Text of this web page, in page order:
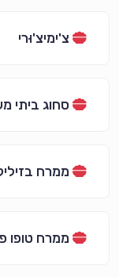
צ'ימיצ'וּרי
סחוג ביתי
ממרח
ממרח טופו